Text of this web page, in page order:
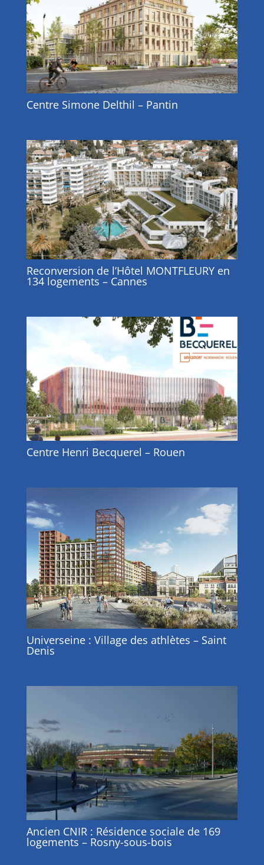
Centre Simone Delthil – Pantin
Reconversion de l’Hôtel MONTFLEURY en
134 logements – Cannes
Centre Henri Becquerel – Rouen
Universeine : Village des athlètes – Saint
Denis
Ancien CNIR : Résidence sociale de 169
logements – Rosny-sous-bois